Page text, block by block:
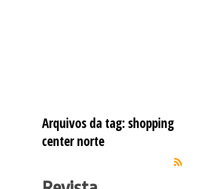
Arquivos da tag: shopping
center norte